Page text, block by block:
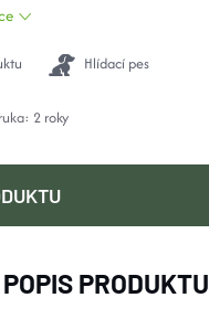
Hlídací pes
: 2 roky
PRODUKTU